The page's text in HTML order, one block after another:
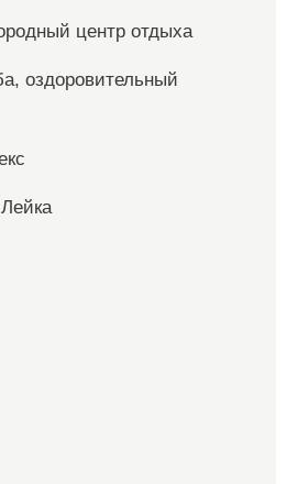
центр отдыха
оздоровительный